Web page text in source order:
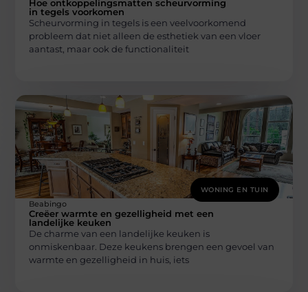
Hoe ontkoppelingsmatten scheurvorming
in tegels voorkomen
Scheurvorming in tegels is een veelvoorkomend
probleem dat niet alleen de esthetiek van een vloer
aantast, maar ook de functionaliteit
WONING EN TUIN
Beabingo
Creëer warmte en gezelligheid met een
landelijke keuken
De charme van een landelijke keuken is
onmiskenbaar. Deze keukens brengen een gevoel van
warmte en gezelligheid in huis, iets